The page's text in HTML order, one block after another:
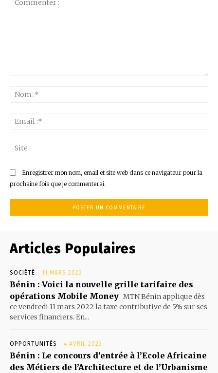
Enregistrer mon nom, email et site web dans ce navigateur pour la
prochaine fois que je commenterai.
Articles Populaires
SOCIÉTÉ 11 MARS 2022
Bénin : Voici la nouvelle grille tarifaire des
opérations Mobile Money MTN Bénin applique dès
ce vendredi 11 mars 2022 la taxe contributive de 5% sur ses
services financiers. En...
OPPORTUNITÉS 4 AVRIL 2022
Bénin : Le concours d’entrée à l’Ecole Africaine
des Métiers de l’Architecture et de l’Urbanisme